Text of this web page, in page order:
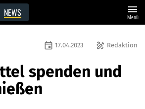
NEWS menu
Menü
draw Redaktion
event 17.04.2023
spenden und